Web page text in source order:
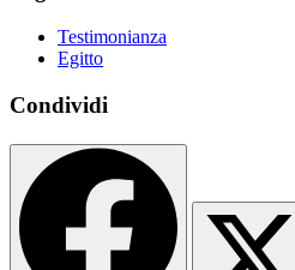
Testimonianza
Egitto
Condividi